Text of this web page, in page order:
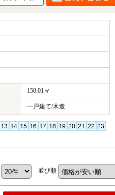
150.01㎡
一戸建て/木造
並び順